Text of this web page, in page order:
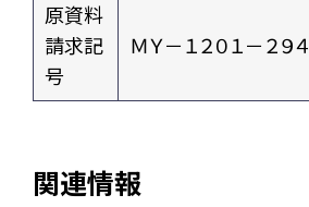
原資料
請求記
号
ＭＹ－１２０１－２９４
関連情報